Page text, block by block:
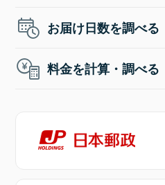
お届け日数を調べる
料金を計算・調べる